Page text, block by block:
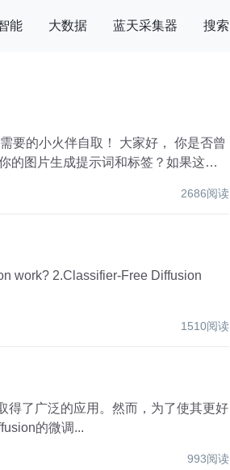
能 大数据 蓝天采集器 搜索
2686阅读
1510阅读
得了广泛的应用。然而，为了使其更好
的微调...
993阅读